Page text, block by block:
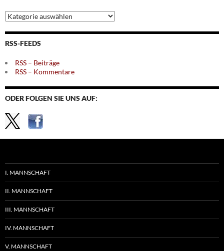
Archiv
nach
Themen
RSS-FEEDS
RSS – Beiträge
RSS – Kommentare
ODER FOLGEN SIE UNS AUF:
I. MANNSCHAFT
II. MANNSCHAFT
III. MANNSCHAFT
IV. MANNSCHAFT
V. MANNSCHAFT